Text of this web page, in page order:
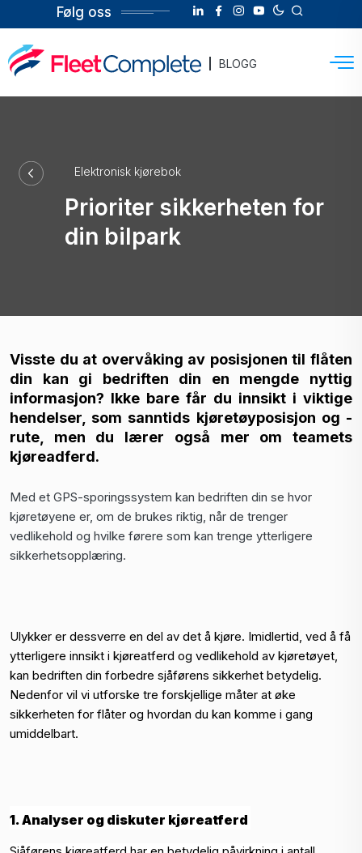
Følg oss
BLOGG
Elektronisk kjørebok
Prioriter sikkerheten for
din bilpark
Visste du at overvåking av posisjonen til flåten
din kan gi bedriften din en mengde nyttig
informasjon? Ikke bare får du innsikt i viktige
hendelser, som sanntids kjøretøyposisjon og -
rute, men du lærer også mer om teamets
kjøreadferd.
Med et GPS-sporingssystem kan bedriften din se hvor
kjøretøyene er, om de brukes riktig, når de trenger
vedlikehold og hvilke førere som kan trenge ytterligere
sikkerhetsopplæring.
Ulykker er dessverre en del av det å kjøre. Imidlertid, ved å få
ytterligere innsikt i kjøreatferd og vedlikehold av kjøretøyet,
kan bedriften din forbedre sjåførens sikkerhet betydelig.
Nedenfor vil vi utforske tre forskjellige måter at øke
sikkerheten for flåter og hvordan du kan komme i gang
umiddelbart.
1. Analyser og diskuter kjøreatferd